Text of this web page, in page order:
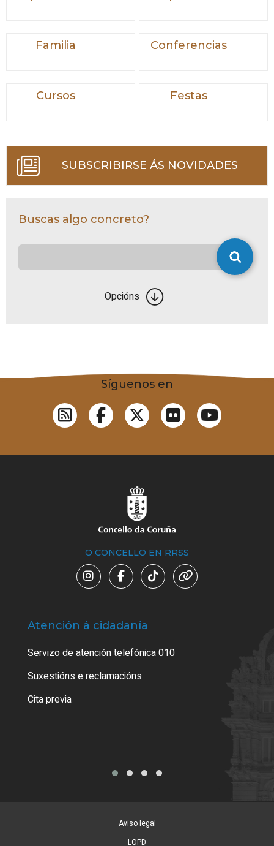
Familia Conferencias
Cursos Festas
SUBSCRIBIRSE ÁS NOVIDADES
Buscas algo concreto?
Opcións
Síguenos en
O CONCELLO EN RRSS
Atención á cidadanía
Servizo de atención telefónica 010
Suxestións e reclamacións
Cita previa
Aviso legal
LOPD